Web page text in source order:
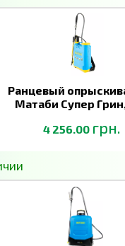
Ранцевый
Матаби Супер
4 256.00 грн.